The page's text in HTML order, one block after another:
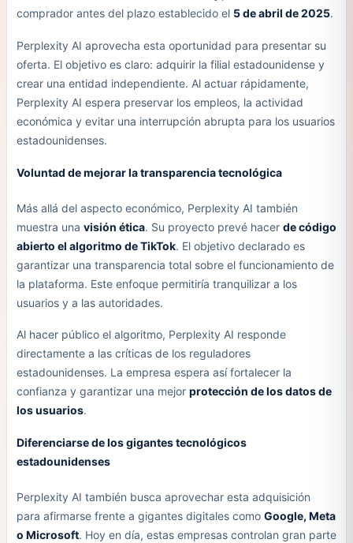
comprador antes del plazo establecido el 5 de abril de 2025.
Perplexity AI aprovecha esta oportunidad para presentar su
oferta. El objetivo es claro: adquirir la filial estadounidense y
crear una entidad independiente. Al actuar rápidamente,
Perplexity AI espera preservar los empleos, la actividad
económica y evitar una interrupción abrupta para los usuarios
estadounidenses.
Voluntad de mejorar la transparencia tecnológica
Más allá del aspecto económico, Perplexity AI también
muestra una visión ética. Su proyecto prevé hacer de código
abierto el algoritmo de TikTok. El objetivo declarado es
garantizar una transparencia total sobre el funcionamiento de
la plataforma. Este enfoque permitiría tranquilizar a los
usuarios y a las autoridades.
Al hacer público el algoritmo, Perplexity AI responde
directamente a las críticas de los reguladores
estadounidenses. La empresa espera así fortalecer la
confianza y garantizar una mejor protección de los datos de
los usuarios.
Diferenciarse de los gigantes tecnológicos
estadounidenses
Perplexity AI también busca aprovechar esta adquisición
para afirmarse frente a gigantes digitales como Google, Meta
o Microsoft. Hoy en día, estas empresas controlan gran parte